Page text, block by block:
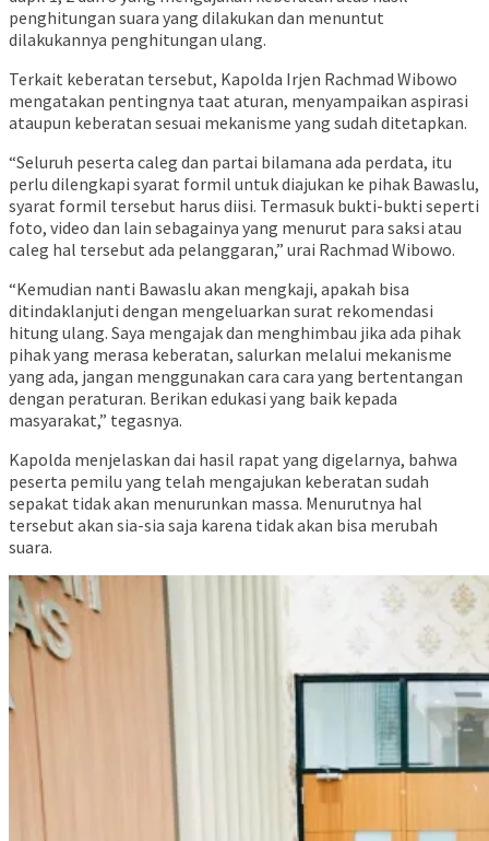
penghitungan suara yang dilakukan dan menuntut
dilakukannya penghitungan ulang.
Terkait keberatan tersebut, Kapolda Irjen Rachmad Wibowo
mengatakan pentingnya taat aturan, menyampaikan aspirasi
ataupun keberatan sesuai mekanisme yang sudah ditetapkan.
“Seluruh peserta caleg dan partai bilamana ada perdata, itu
perlu dilengkapi syarat formil untuk diajukan ke pihak Bawaslu,
syarat formil tersebut harus diisi. Termasuk bukti-bukti seperti
foto, video dan lain sebagainya yang menurut para saksi atau
caleg hal tersebut ada pelanggaran,” urai Rachmad Wibowo.
“Kemudian nanti Bawaslu akan mengkaji, apakah bisa
ditindaklanjuti dengan mengeluarkan surat rekomendasi
hitung ulang. Saya mengajak dan menghimbau jika ada pihak
pihak yang merasa keberatan, salurkan melalui mekanisme
yang ada, jangan menggunakan cara cara yang bertentangan
dengan peraturan. Berikan edukasi yang baik kepada
masyarakat,” tegasnya.
Kapolda menjelaskan dai hasil rapat yang digelarnya, bahwa
peserta pemilu yang telah mengajukan keberatan sudah
sepakat tidak akan menurunkan massa. Menurutnya hal
tersebut akan sia-sia saja karena tidak akan bisa merubah
suara.